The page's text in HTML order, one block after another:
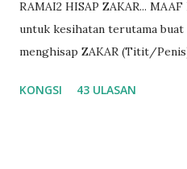
RAMAI2 HISAP ZAKAR...
untuk kesihatan terutama buat
menghisap ZAKAR (Titit/
Anda menghisap zakar
KONGSI 43 ULASAN